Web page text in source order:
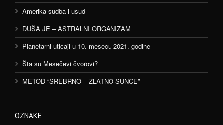
Amerika sudba i usud
DUŠA JE – ASTRALNI ORGANIZAM
Planetarni uticaji u 10. mesecu 2021. godine
Šta su Mesečevi čvorovi?
METOD “SREBRNO – ZLATNO SUNCE”
OZNAKE